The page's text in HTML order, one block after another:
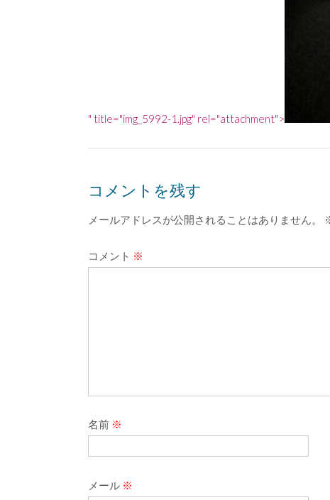
" title="img_5992-1.jpg" rel="attachment">
コメントを残す
メールアドレスが公開されることはありません。
コメント ※
名前 ※
メール ※